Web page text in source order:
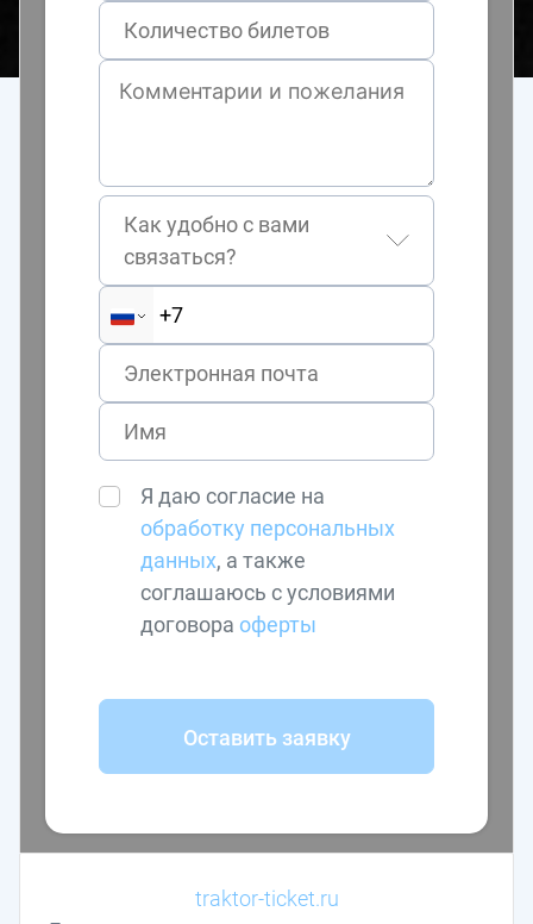
Как удобно с вами
связаться?
Я даю согласие на
обработку персональных
данных, а также
соглашаюсь с условиями
договора оферты
Оставить заявку
traktor-ticket.ru